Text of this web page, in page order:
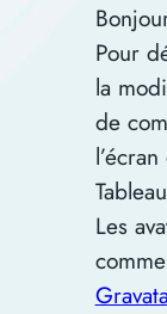
Pour
la
de
Les